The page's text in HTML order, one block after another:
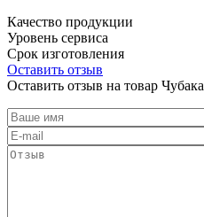
Качество продукции
Уровень сервиса
Срок изготовления
Оставить отзыв
Оставить отзыв на товар Чубака